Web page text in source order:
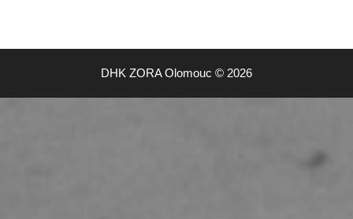
DHK ZORA Olomouc © 2026